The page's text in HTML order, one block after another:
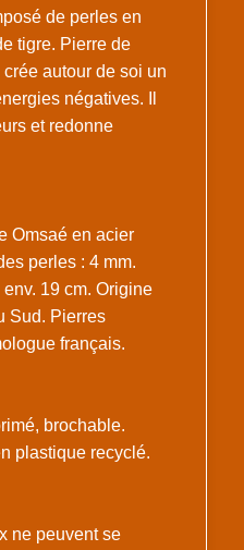
de perles en
tigre. Pierre de
autour de soi un
négatives. Il
et redonne
Omsaé en acier
perles : 4 mm.
19 cm. Origine
Sud. Pierres
français.
brochable.
plastique recyclé.
ne peuvent se